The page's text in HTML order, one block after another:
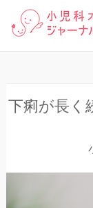
下痢が長く